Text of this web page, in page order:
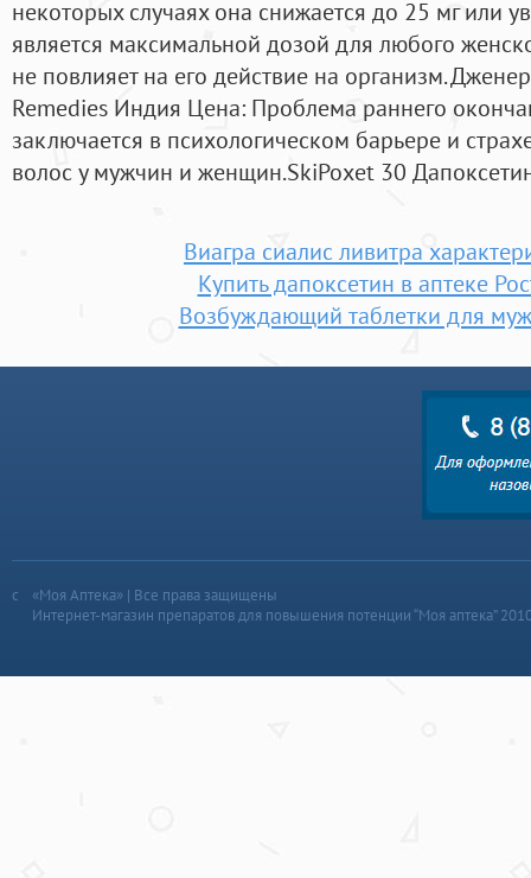
некоторых случаях она снижается до 25 мг или
является максимальной дозой для любого
не повлияет на его действие на организм.
Remedies Индия Цена: Проблема раннего
заключается в психологическом барьере и
волос у мужчин и женщин.SkiPoxet 30
Виагра сиалис ливитра
Купить дапоксетин в аптеке
Возбуждающий таблетки для
«Моя Аптека» | Все права защищены
Интернет-магазин препаратов для повышения потенции “Моя аптека”